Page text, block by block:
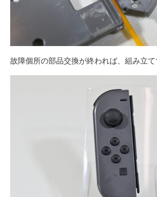
故障個所の部品交換が終われば、組み立て